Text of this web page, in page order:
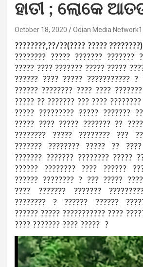
ହାତୀ ; ଲୋକେ
October 18, 2020 Odian Media Network1
????????,??/??(???? ?????
???????? ????? ??????? ???????
????? ???? ??????? ????? ?????
?????? ???? ????? ???????????
?????? ???????? ???? ????
????? ?? ??????? ??? ????
????? ????????? ????? ???????
????? ???? ????? ??????? ??
???????? ????? ???????? ???
??????? ???????? ????? ??
??????? ??????? ???????? ?????
?????? ???????? ???? ??????
?????? ???????? ? ??? ?????
???? ??????? ???????
???????? ? ?????? ??????
?????? ????? ??????????? ????
???? ??????? ???? ????? ?